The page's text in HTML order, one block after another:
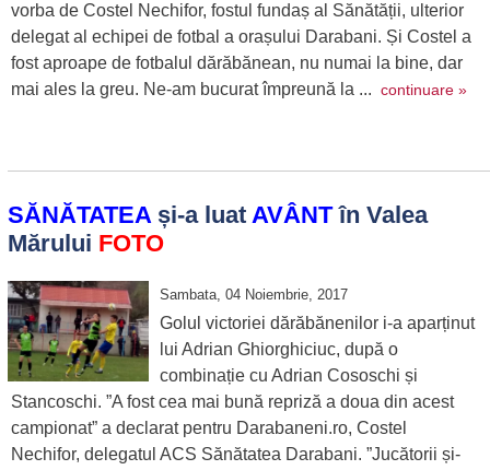
vorba de Costel Nechifor, fostul fundaș al Sănătății, ulterior
delegat al echipei de fotbal a orașului Darabani. Și Costel a
fost aproape de fotbalul dărăbănean, nu numai la bine, dar
mai ales la greu. Ne-am bucurat împreună la ... continuare »
SĂNĂTATEAși-a luat AVÂNTîn Valea
Mărului FOTO
Sambata, 04 Noiembrie, 2017
Golul victoriei dărăbănenilor i-a aparținut
lui Adrian Ghiorghiciuc, după o
combinație cu Adrian Cososchi și
Stancoschi. ”A fost cea mai bună repriză a doua din acest
campionat” a declarat pentru Darabaneni.ro, Costel
Nechifor, delegatul ACS Sănătatea Darabani. ”Jucătorii și-